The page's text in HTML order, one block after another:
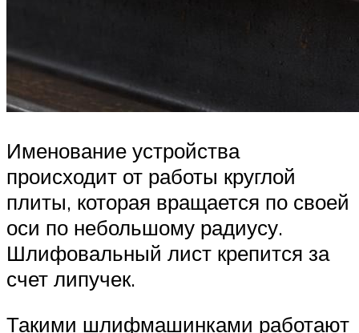
Именование устройства
происходит от работы круглой
плиты, которая вращается по своей
оси по небольшому радиусу.
Шлифовальный лист крепится за
счет липучек.
Такими шлифмашинками работают